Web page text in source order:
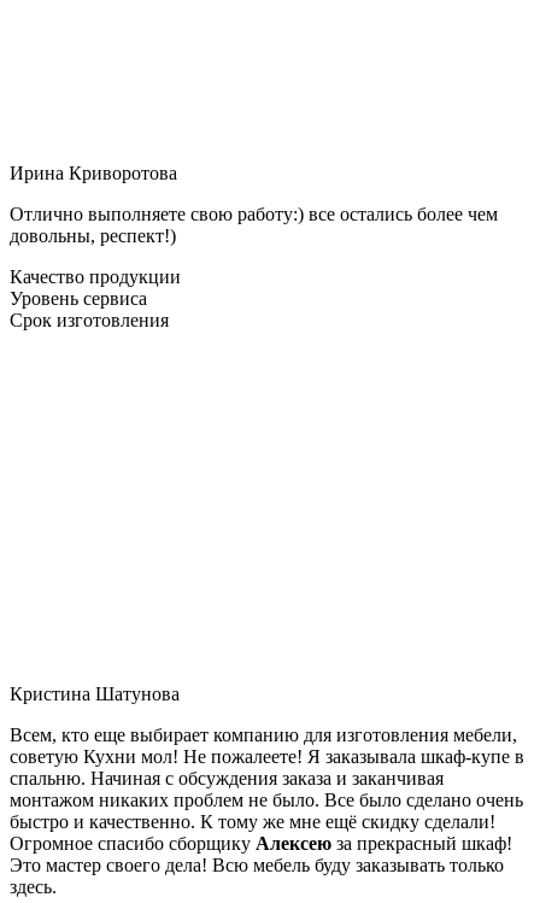
Ирина Криворотова
Отлично выполняете свою работу:) все остались более чем
довольны, респект!)
Качество продукции
Уровень сервиса
Срок изготовления
Кристина Шатунова
Всем, кто еще выбирает компанию для изготовления мебели,
советую Кухни мол! Не пожалеете! Я заказывала шкаф-купе в
спальню. Начиная с обсуждения заказа и заканчивая
монтажом никаких проблем не было. Все было сделано очень
быстро и качественно. К тому же мне ещё скидку сделали!
Огромное спасибо сборщику Алексею за прекрасный шкаф!
Это мастер своего дела! Всю мебель буду заказывать только
здесь.